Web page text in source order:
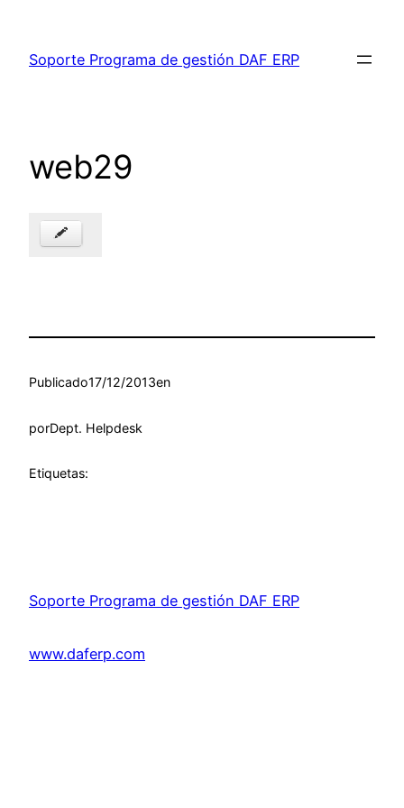
contenido
Soporte Programa de gestión DAF ERP
web29
Publicado17/12/2013en
porDept. Helpdesk
Etiquetas:
Soporte Programa de gestión DAF ERP
www.daferp.com